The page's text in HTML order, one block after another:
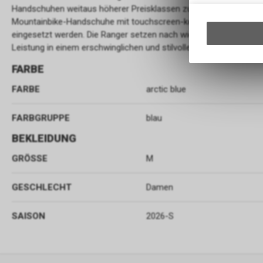
Handschuhen weitaus höherer Preisklassen zu finden sind.
Mountainbike-Handschuhe mit touchscreen-kompatiblen
eingesetzt werden. Die Ranger setzen nach wie vor den
Leistung in einem erschwinglichen und stilvollen Mountainbike-
FARBE
FARBE arctic blue
FARBGRUPPE blau
BEKLEIDUNG
GRÖSSE M
GESCHLECHT Damen
SAISON 2026-S